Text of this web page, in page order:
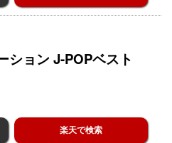
ション J-POPベスト
楽天で検索